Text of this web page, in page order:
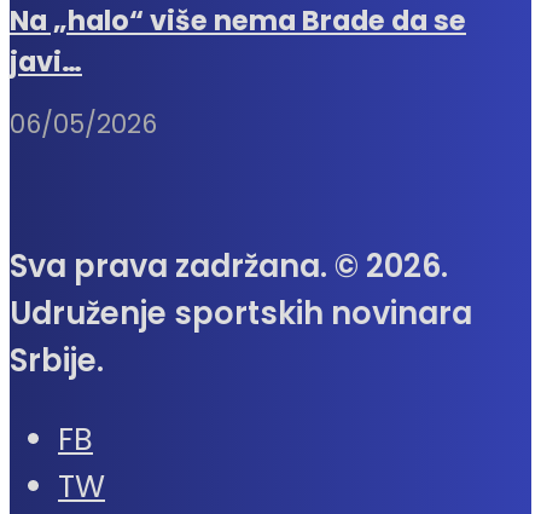
Na „halo“ više nema Brade da se
javi…
06/05/2026
Sva prava zadržana. © 2026.
Udruženje sportskih novinara
Srbije.
FB
TW